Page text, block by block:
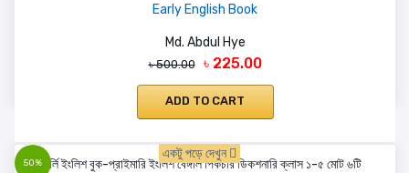
Early English Book
Md. Abdul Hye
৳ 500.00 ৳ 225.00
ADD TO CART
50%
একটু পড়ে দেখুন